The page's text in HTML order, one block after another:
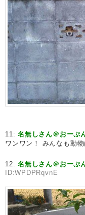
11:名無しさん＠おーぷ
ワンワン！ みんなも動物
12:名無しさん＠おーぷ
ID:WPDPRqvnE